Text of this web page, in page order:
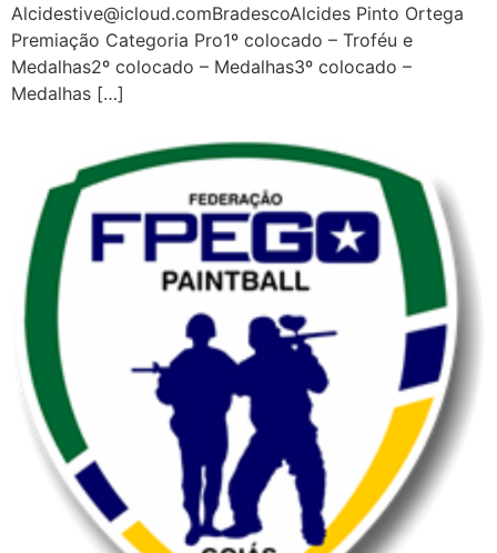
Alcidestive@icloud.comBradescoAlcides Pinto Ortega
Premiação Categoria Pro1º colocado – Troféu e
Medalhas2º colocado – Medalhas3º colocado –
Medalhas […]